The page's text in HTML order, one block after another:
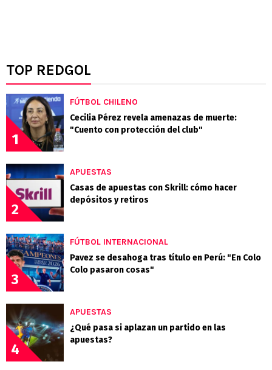
TOP REDGOL
1
FÚTBOL CHILENO
Cecilia Pérez revela amenazas de muerte:
"Cuento con protección del club"
2
APUESTAS
Casas de apuestas con Skrill: cómo hacer
depósitos y retiros
3
FÚTBOL INTERNACIONAL
Pavez se desahoga tras título en Perú: "En Colo
Colo pasaron cosas"
4
APUESTAS
¿Qué pasa si aplazan un partido en las
apuestas?